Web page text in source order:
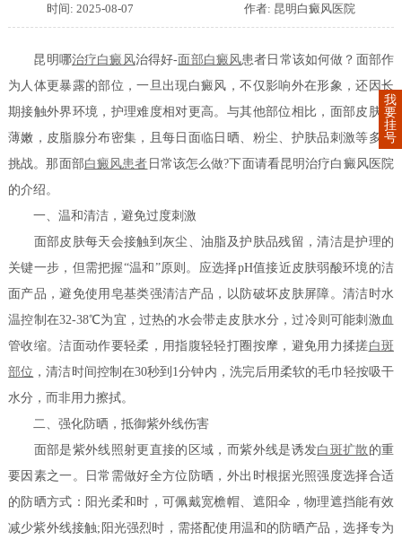
时间: 2025-08-07 作者: 昆明白癜风医院
昆明哪治疗白癜风治得好-面部白癜风患者日常该如何做？面部作
为人体更暴露的部位，一旦出现白癜风，不仅影响外在形象，还因长
期接触外界环境，护理难度相对更高。与其他部位相比，面部皮肤更
薄嫩，皮脂腺分布密集，且每日面临日晒、粉尘、护肤品刺激等多重
挑战。那面部白癜风患者 日常该怎么做?下面请看昆明治疗白癜风医院
的介绍。
一、温和清洁，避免过度刺激
面部皮肤每天会接触到灰尘、油脂及护肤品残留，清洁是护理的
关键一步，但需把握“温和”原则。应选择pH值接近皮肤弱酸环境的洁
面产品，避免使用皂基类强清洁产品，以防破坏皮肤屏障。清洁时水
温控制在32-38℃为宜，过热的水会带走皮肤水分，过冷则可能刺激血
管收缩。洁面动作要轻柔，用指腹轻轻打圈按摩，避免用力揉搓白斑
部位 ，清洁时间控制在30秒到1分钟内，洗完后用柔软的毛巾轻按吸干
水分，而非用力擦拭。
二、强化防晒，抵御紫外线伤害
面部是紫外线照射更直接的区域，而紫外线是诱发白斑扩散 的重
要因素之一。日常需做好全方位防晒，外出时根据光照强度选择合适
的防晒方式：阳光柔和时，可佩戴宽檐帽、遮阳伞，物理遮挡能有效
减少紫外线接触;阳光强烈时，需搭配使用温和的防晒产品，选择专为
我
要
挂
号